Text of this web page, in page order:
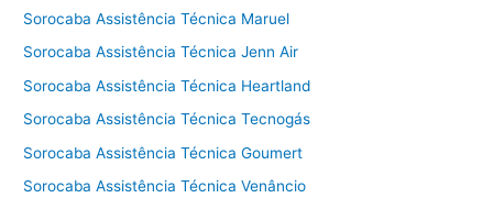
Sorocaba Assistência Técnica Maruel
Sorocaba Assistência Técnica Jenn Air
Sorocaba Assistência Técnica Heartland
Sorocaba Assistência Técnica Tecnogás
Sorocaba Assistência Técnica Goumert
Sorocaba Assistência Técnica Venâncio